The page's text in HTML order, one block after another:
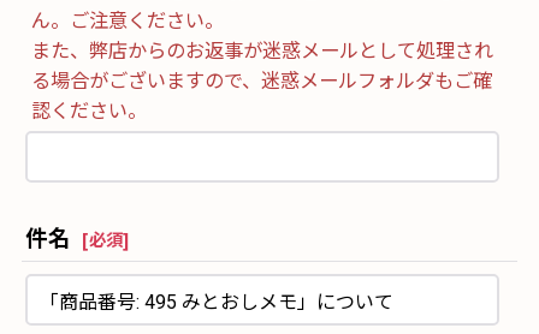
ん。ご注意ください。
また、弊店からのお返事が迷惑メールとして処理され
る場合がございますので、迷惑メールフォルダもご確
認ください。
件名 [必須]